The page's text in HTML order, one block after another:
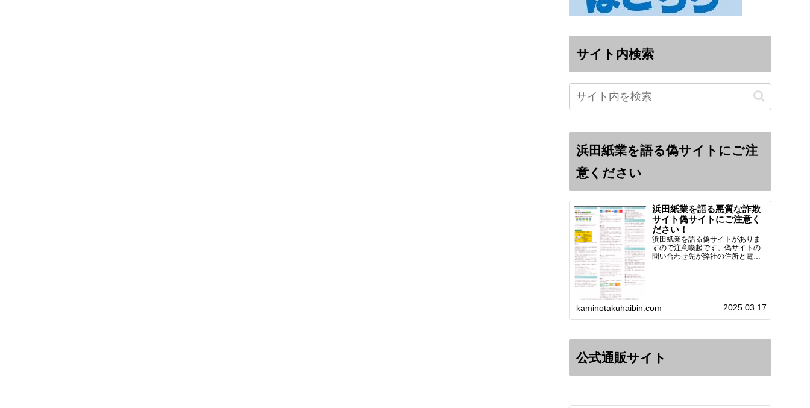
サイト内検索
浜田紙業を語る偽サイトにご注
意ください
浜田紙業を語る悪質な詐欺
サイト偽サイトにご注意く
ださい！
浜田紙業を語る偽サイトがありま
すので注意喚起です。偽サイトの
問い合わせ先が弊社の住所と電話
い…
kaminotakuhaibin.com 2025.03.17
公式通販サイト